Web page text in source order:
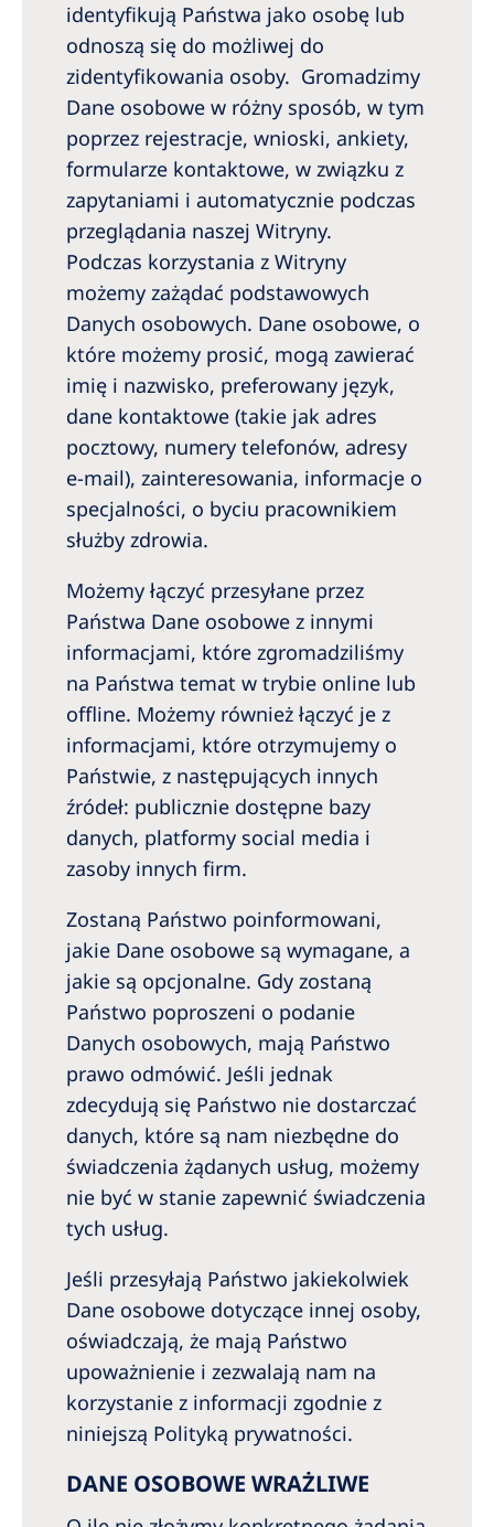
North America
United States of America
NephroCare International
Global Website
identyfikują Państwa jako osobę lub
odnoszą się do możliwej do
zidentyfikowania osoby. Gromadzimy
Dane osobowe w różny sposób, w tym
poprzez rejestracje, wnioski, ankiety,
formularze kontaktowe, w związku z
zapytaniami i automatycznie podczas
przeglądania naszej Witryny.
Podczas korzystania z Witryny
możemy zażądać podstawowych
Danych osobowych. Dane osobowe, o
które możemy prosić, mogą zawierać
imię i nazwisko, preferowany język,
dane kontaktowe (takie jak adres
pocztowy, numery telefonów, adresy
e-mail), zainteresowania, informacje o
specjalności, o byciu pracownikiem
służby zdrowia.
Możemy łączyć przesyłane przez
Państwa Dane osobowe z innymi
informacjami, które zgromadziliśmy
na Państwa temat w trybie online lub
offline. Możemy również łączyć je z
informacjami, które otrzymujemy o
Państwie, z następujących innych
źródeł: publicznie dostępne bazy
danych, platformy social media i
zasoby innych firm.
Zostaną Państwo poinformowani,
jakie Dane osobowe są wymagane, a
jakie są opcjonalne. Gdy zostaną
Państwo poproszeni o podanie
Danych osobowych, mają Państwo
prawo odmówić. Jeśli jednak
zdecydują się Państwo nie dostarczać
danych, które są nam niezbędne do
świadczenia żądanych usług, możemy
nie być w stanie zapewnić świadczenia
tych usług.
Jeśli przesyłają Państwo jakiekolwiek
Dane osobowe dotyczące innej osoby,
oświadczają, że mają Państwo
upoważnienie i zezwalają nam na
korzystanie z informacji zgodnie z
niniejszą Polityką prywatności.
DANE OSOBOWE WRAŻLIWE